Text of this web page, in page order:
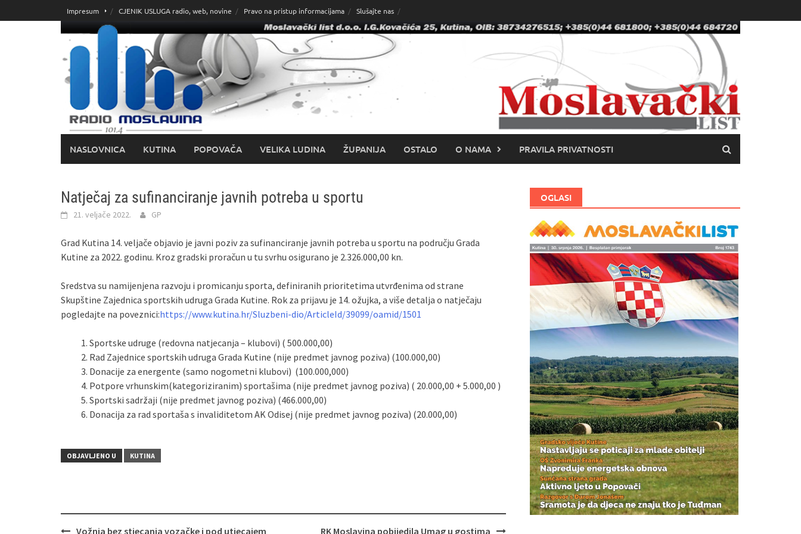
do
Impresum CJENIK USLUGA radio, web, novine Pravo na pristup informacijama Slušajte nas
NASLOVNICA KUTINA POPOVAČA VELIKA LUDINA ŽUPANIJA OSTALO O NAMA PRAVILA PRIVATNOSTI
Natječaj za sufinanciranje javnih potreba u sportu
21. veljače 2022. GP
Grad Kutina 14. veljače objavio je javni poziv za sufinanciranje javnih potreba u sportu na području Grada
Kutine za 2022. godinu. Kroz gradski proračun u tu svrhu osigurano je 2.326.000,00 kn.
Sredstva su namijenjena razvoju i promicanju sporta, definiranih prioritetima utvrđenima od strane
Skupštine Zajednica sportskih udruga Grada Kutine. Rok za prijavu je 14. ožujka, a više detalja o natječaju
pogledajte na poveznici:https://www.kutina.hr/Sluzbeni-dio/ArticleId/39099/oamid/1501
Sportske udruge (redovna natjecanja – klubovi) ( 500.000,00)
Rad Zajednice sportskih udruga Grada Kutine (nije predmet javnog poziva) (100.000,00)
Donacije za energente (samo nogometni klubovi) (100.000,000)
Potpore vrhunskim(kategoriziranim) sportašima (nije predmet javnog poziva) ( 20.000,00 + 5.000,00 )
Sportski sadržaji (nije predmet javnog poziva) (466.000,00)
Donacija za rad sportaša s invaliditetom AK Odisej (nije predmet javnog poziva) (20.000,00)
OBJAVLJENO U KUTINA
Vožnja bez stjecanja vozačke i pod utjecajem RK Moslavina pobijedila Umag u gostima
OGLASI